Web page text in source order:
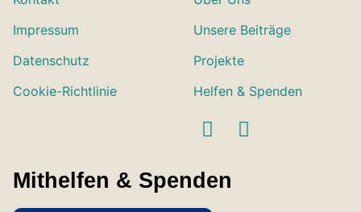
Impressum
Datenschutz
Cookie-Richtlinie
Unsere Beiträge
Projekte
Helfen & Spenden
Mithelfen & Spenden